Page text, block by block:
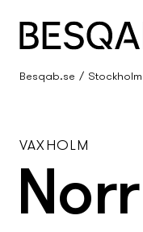
Besqab.se Stockholm
VAXHOLM